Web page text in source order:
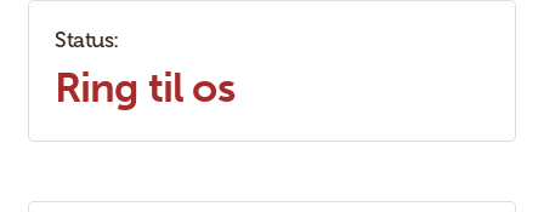
Status:
Ring til os
Kontakt os